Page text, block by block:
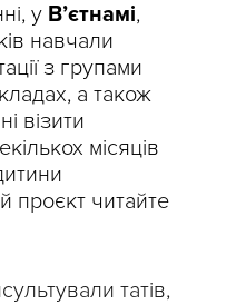
у В’єтнамі,
навчали
з групами
а також
візити
місяців
проєкт читайте
татів,